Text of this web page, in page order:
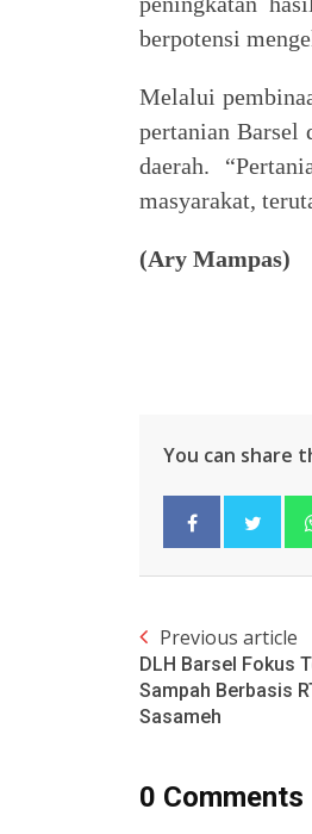
berpotensi
Melalui
pertanian Barsel
daerah.
masyarakat,
(Ary Mampas)
You can share
Previous article
DLH Barsel Fokus
Sampah Berbasis
Sasameh
0 Comments